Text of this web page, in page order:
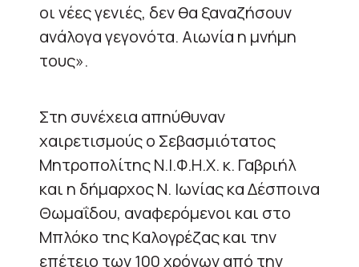
οι νέες γενιές, δεν θα ξαναζήσουν
ανάλογα γεγονότα. Αιωνία η μνήμη
τους».
Στη συνέχεια απηύθυναν
χαιρετισμούς ο Σεβασμιότατος
Μητροπολίτης Ν.Ι.Φ.Η.Χ. κ. Γαβριήλ
και η δήμαρχος Ν. Ιωνίας κα Δέσποινα
Θωμαΐδου, αναφερόμενοι και στο
Μπλόκο της Καλογρέζας και την
επέτειο των 100 χρόνων από την